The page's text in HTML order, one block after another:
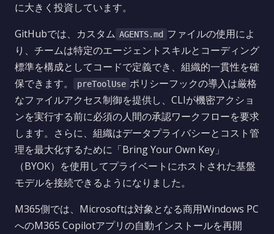
に大きく投資しています。
GitHubでは、カスタム AGENTS.md ファイルの使用によ
り、チームは特定のエージェントスキルとコーディング
標準を構成としてコードで定義でき、組織的一貫性を確
保できます。
preToolUse ポリシーフックの導入は厳格
なファイルアクセス制御を提供し、CLIが機密アクショ
ンを実行する前に必須の人間の承認ワークフローを要求
します。さらに、組織はデータプライバシーとコスト管
理を最大化するために「Bring Your Own Key」
（BYOK）を使用してプライベートにホストされた基盤
モデルを接続できるようになりました。
M365側では、Microsoftは対象となる商用Windows PC
へのM365 Copilotアプリの自動インストールを再開